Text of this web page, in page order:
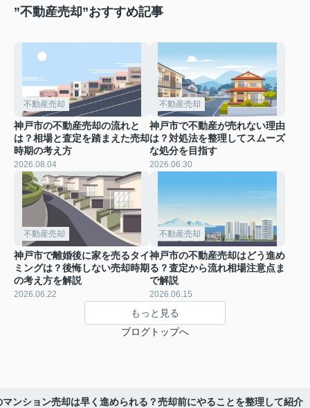
”不動産売却”おすすめ記事
不動産売却
神戸市の不動産売却の流れと
は？相場と査定を踏まえた売却
時期の考え方
2026.08.04
不動産売却
神戸市で不動産が売れない理由
は？対処法を整理してスムーズ
な処分を目指す
2026.06.30
不動産売却
神戸市で離婚後に家を売るタイ
ミングは？後悔しない売却時期
の考え方を解説
2026.06.22
不動産売却
神戸市の不動産売却はどう進め
る？査定から流れ相場注意点ま
で解説
2026.06.15
もっと見る
ブログトップへ
マンション売却は早く進められる？売却前にやることを整理して紹介